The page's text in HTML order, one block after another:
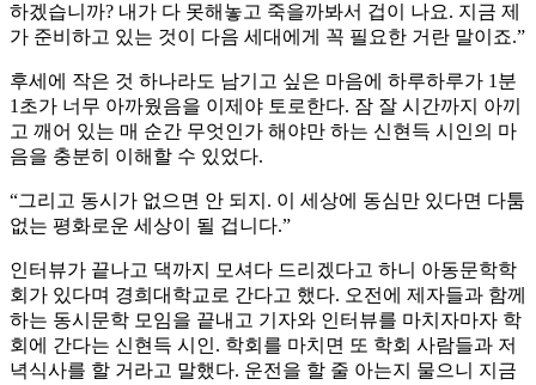
하겠습니까? 내가 다 못해놓고 죽을까봐서 겁이 나요. 지금 제
가 준비하고 있는 것이 다음 세대에게 꼭 필요한 거란 말이죠.”
후세에 작은 것 하나라도 남기고 싶은 마음에 하루하루가 1분
1초가 너무 아까웠음을 이제야 토로한다. 잠 잘 시간까지 아끼
고 깨어 있는 매 순간 무엇인가 해야만 하는 신현득 시인의 마
음을 충분히 이해할 수 있었다.
“그리고 동시가 없으면 안 되지. 이 세상에 동심만 있다면 다툼
없는 평화로운 세상이 될 겁니다.”
인터뷰가 끝나고 댁까지 모셔다 드리겠다고 하니 아동문학학
회가 있다며 경희대학교로 간다고 했다. 오전에 제자들과 함께
하는 동시문학 모임을 끝내고 기자와 인터뷰를 마치자마자 학
회에 간다는 신현득 시인. 학회를 마치면 또 학회 사람들과 저
녁식사를 할 거라고 말했다. 운전을 할 줄 아는지 물으니 지금